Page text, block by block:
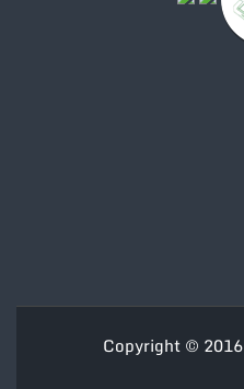
Copyright © 2016